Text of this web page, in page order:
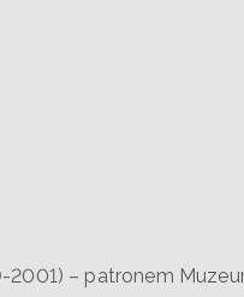
2001) – patronem